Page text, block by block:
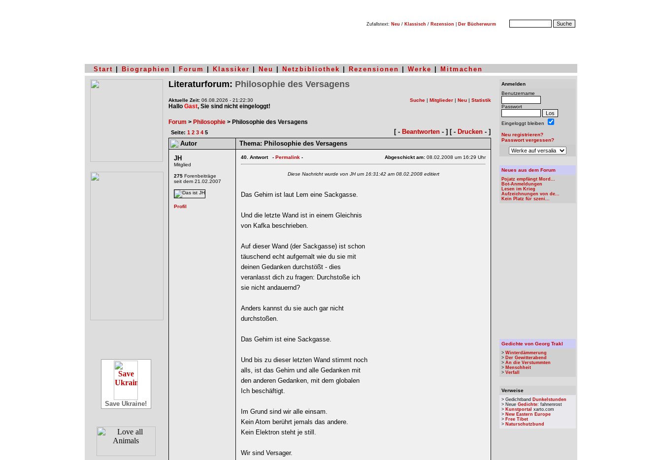
Zufallstext: Neu / Klassisch / Rezension Der Bücherwurm
Start Biographien Forum Klassiker Neu Netzbibliothek Rezensionen Werke Mitmachen
Save Ukraine!
Literaturforum: Philosophie des Versagens
Aktuelle Zeit: 06.08.2026 - 21:22:30
Hallo Gast, Sie sind nicht eingeloggt!
Suche | Mitglieder | Neu | Statistik
Forum > Philosophie > Philosophie des Versagens
Seite: 1 2 3 4 5 [ - Beantworten - ] [ - Drucken - ]
Autor
Thema: Philosophie des Versagens
JH
Mitglied
275 Forenbeiträge
seit dem 21.02.2007
40. Antwort - Permalink - Abgeschickt am: 08.02.2008 um 16:29 Uhr
Diese Nachricht wurde von JH um 16:31:42 am 08.02.2008 editiert
Das Gehirn ist laut Lem eine Sackgasse.
Und die letzte Wand ist in einem Gleichnis
von Kafka beschrieben.
Auf dieser Wand (der Sackgasse) ist schon
täuschend echt aufgemalt wie du sie mit
deinen Gedanken durchstößt - dies
veranlasst dich zu fragen: Durchstoße ich
sie nicht andauernd?
Anders kannst du sie auch gar nicht
durchstoßen.
Das Gehirn ist eine Sackgasse.
Und bis zu dieser letzten Wand stimmt noch
alls, ist das Gehirn und alle Gedanken mit
den anderen Gedanken, mit dem globalen
Ich beschäftigt.
Im Grund sind wir alle einsam.
Kein Atom berührt jemals das andere.
Kein Elektron steht je still.
Wir sind Versager.
Anmelden
Benutzername
Passwort
Eingeloggt bleiben
Neu registrieren?
Passwort vergessen?
Neues aus dem Forum
Pojatz empfängt Mord...
Bot-Anmeldungen
Lesen im Krieg
Aufzeichnungen von de...
Kein Platz für szeni...
Gedichte von Georg Trakl
> Winterdämmerung
> Der Gewitterabend
> An die Verstummten
> Menschheit
> Verfall
Verweise
> Gedichtband Dunkelstunden
> Neue Gedichte: fahnenrost
> Kunstportal xarto.com
> New Eastern Europe
> Free Tibet
> Naturschutzbund